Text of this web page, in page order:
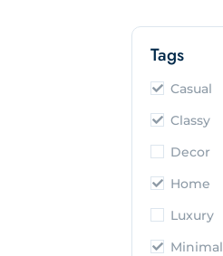
Tags
Casual
Classy
Decor
Home
Luxury
Minimal